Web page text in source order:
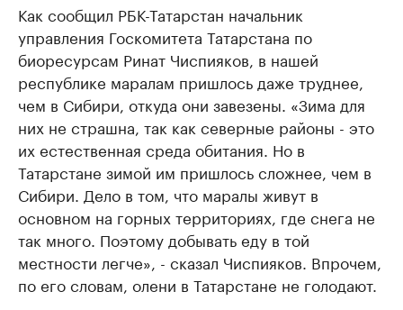
Как сообщил РБК-Татарстан начальник
управления Госкомитета Татарстана по
биоресурсам Ринат Чиспияков, в нашей
республике маралам пришлось даже труднее,
чем в Сибири, откуда они завезены. «Зима для
них не страшна, так как северные районы - это
их естественная среда обитания. Но в
Татарстане зимой им пришлось сложнее, чем в
Сибири. Дело в том, что маралы живут в
основном на горных территориях, где снега не
так много. Поэтому добывать еду в той
местности легче», - сказал Чиспияков. Впрочем,
по его словам, олени в Татарстане не голодают.